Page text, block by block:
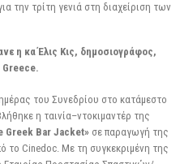
την τρίτη γενιά στη διαχείριση των
η κα Έλις Κις, δημοσιογράφος,
Greece.
του Συνεδρίου στο κατάμεστο
η ταινία–ντοκιμαντέρ της
Greek Bar Jacket» σε παραγωγή της
το Cinedoc. Με τη συγκεκριμένη της